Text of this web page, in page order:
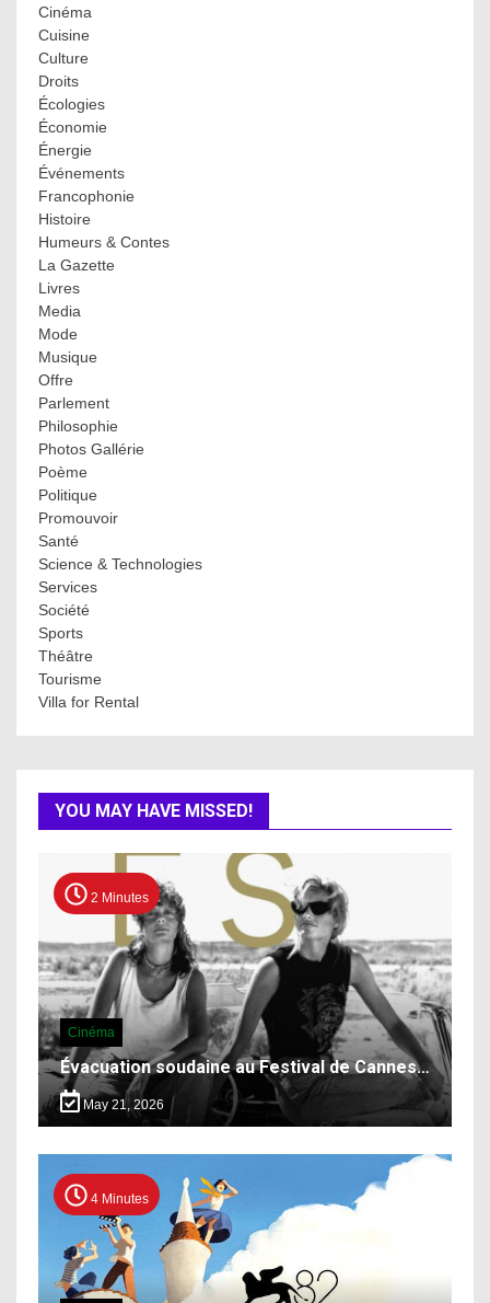
Cinéma
Cuisine
Culture
Droits
Écologies
Économie
Énergie
Événements
Francophonie
Histoire
Humeurs & Contes
La Gazette
Livres
Media
Mode
Musique
Offre
Parlement
Philosophie
Photos Gallérie
Poème
Politique
Promouvoir
Santé
Science & Technologies
Services
Société
Sports
Théâtre
Tourisme
Villa for Rental
YOU MAY HAVE MISSED!
2 Minutes
Cinéma
Évacuation soudaine au Festival de Cannes…
May 21, 2026
4 Minutes